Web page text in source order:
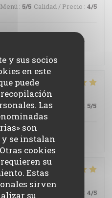
y sus socios
en este
puede
Las
son
se instalan
cookies
su
Estas
sirven
su
Menú : 5/5 Calidad / Precio : 4/5
sont bien préparés à
service est agréable
Menú:5/5 Calidad / Precio : 5/5
fin
Menú: 5 /5 Calidad / Precio : 4/5